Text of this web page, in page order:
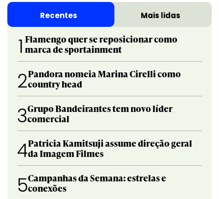
Recentes Mais lidas
1 Flamengo quer se reposicionar como
marca de sportainment
2Pandora nomeia Marina Cirelli como
country head
3Grupo Bandeirantes tem novo líder
comercial
4Patricia Kamitsuji assume direção geral
da Imagem Filmes
5Campanhas da Semana: estrelas e
conexões